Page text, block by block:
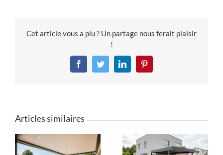
Cet article vous a plu ? Un partage nous ferait plaisir
!
FacebookTwitterLinkedInPinterest
Articles similaires